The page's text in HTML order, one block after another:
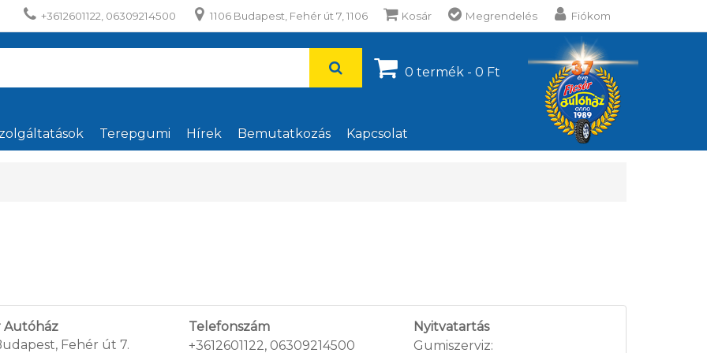
+3612601122, 06309214500 1106 Budapest, Fehér út 7, 1106 Kosár Megrendelés Fiókom
0 termék - 0 Ft
Terepgumi Hírek Bemutatkozás Kapcsolat
Autóház
Fehér út 7.
Telefonszám
+3612601122, 06309214500
Nyitvatartás
Gumiszerviz: